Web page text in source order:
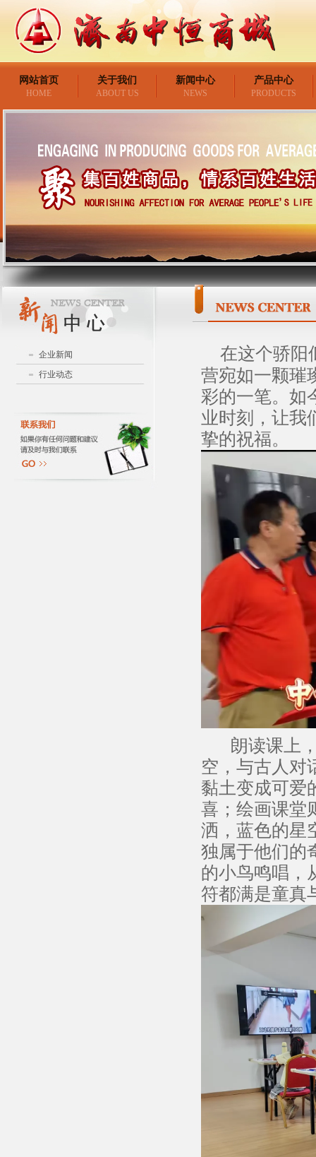
网站首页
HOME
关于我们
ABOUT US
新闻中心
NEWS
产品中心
PRODUCTS
企业新闻
行业动态
在这个骄阳
营宛如一颗璀
彩的一笔。如
业时刻，让我
挚的祝福。
朗读课上，
空，与古人对
黏土变成可爱
喜；绘画课堂
洒，蓝色的星
独属于他们的
的小鸟鸣唱，
符都满是童真